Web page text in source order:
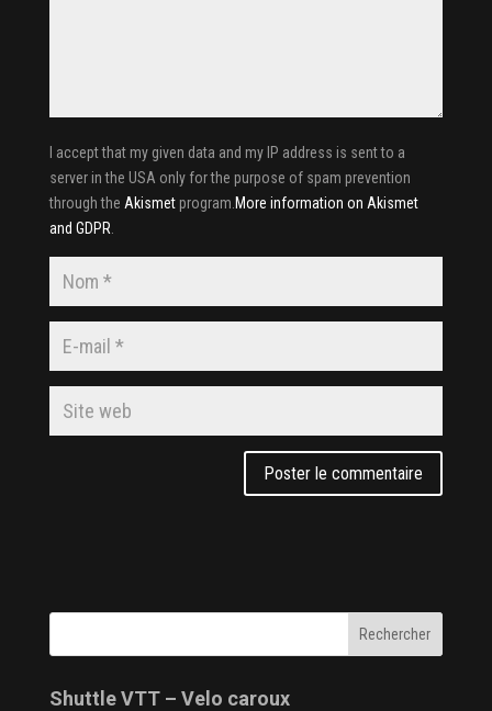
I accept that my given data and my IP address is sent to a
server in the USA only for the purpose of spam prevention
through the Akismetprogram.More information on Akismet
and GDPR.
Shuttle VTT – Velo caroux